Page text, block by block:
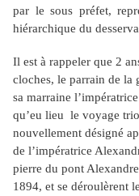
par le sous préfet,
hiérarchique du
Il est à rappeler que 2
cloches, le parrain de la
sa marraine
qu’eu lieu le voyage
nouvellement désigné
de l’impératrice
pierre du pont
1894, et se déroulèrent